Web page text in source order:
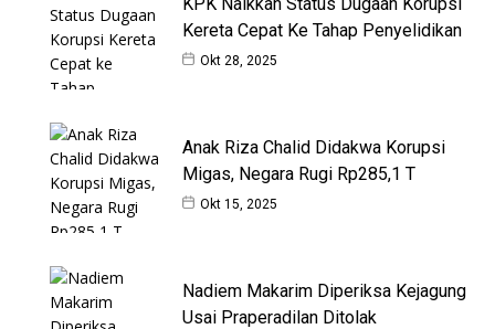
Kereta Cepat Ke Tahap Penyelidikan
Okt 28, 2025
Anak Riza Chalid Didakwa Korupsi
Migas, Negara Rugi Rp285,1 T
Okt 15, 2025
Nadiem Makarim Diperiksa Kejagung
Usai Praperadilan Ditolak